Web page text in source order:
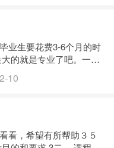
业生要花费3-6个月的时
的就是专业了吧。一般
短，因为这些专业只要
就班版完成写作，写作
10
看，希望有所帮助３５